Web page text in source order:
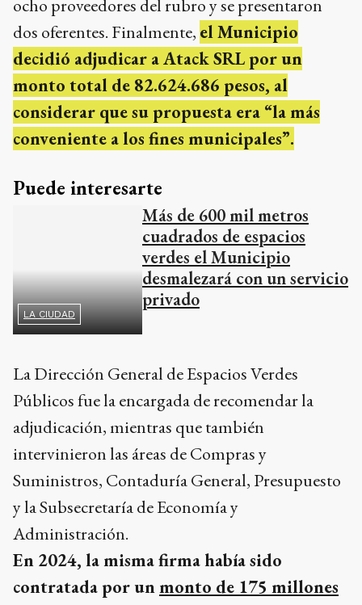
ocho proveedores del rubro y se presentaron
dos oferentes. Finalmente, el Municipio
decidió adjudicar a Atack SRL por un
monto total de 82.624.686 pesos, al
considerar que su propuesta era “la más
conveniente a los fines municipales”.
Puede interesarte
Más de 600 mil metros
cuadrados de espacios
verdes el Municipio
desmalezará con un servicio
privado
Públicos fue la encargada de recomendar la
adjudicación, mientras que también
intervinieron las áreas de Compras y
Suministros, Contaduría General, Presupuesto
y la Subsecretaría de Economía y
Administración.
En 2024, la misma firma había sido
contratada por unmonto de 175 millones
de pesos, según publicó este medio en